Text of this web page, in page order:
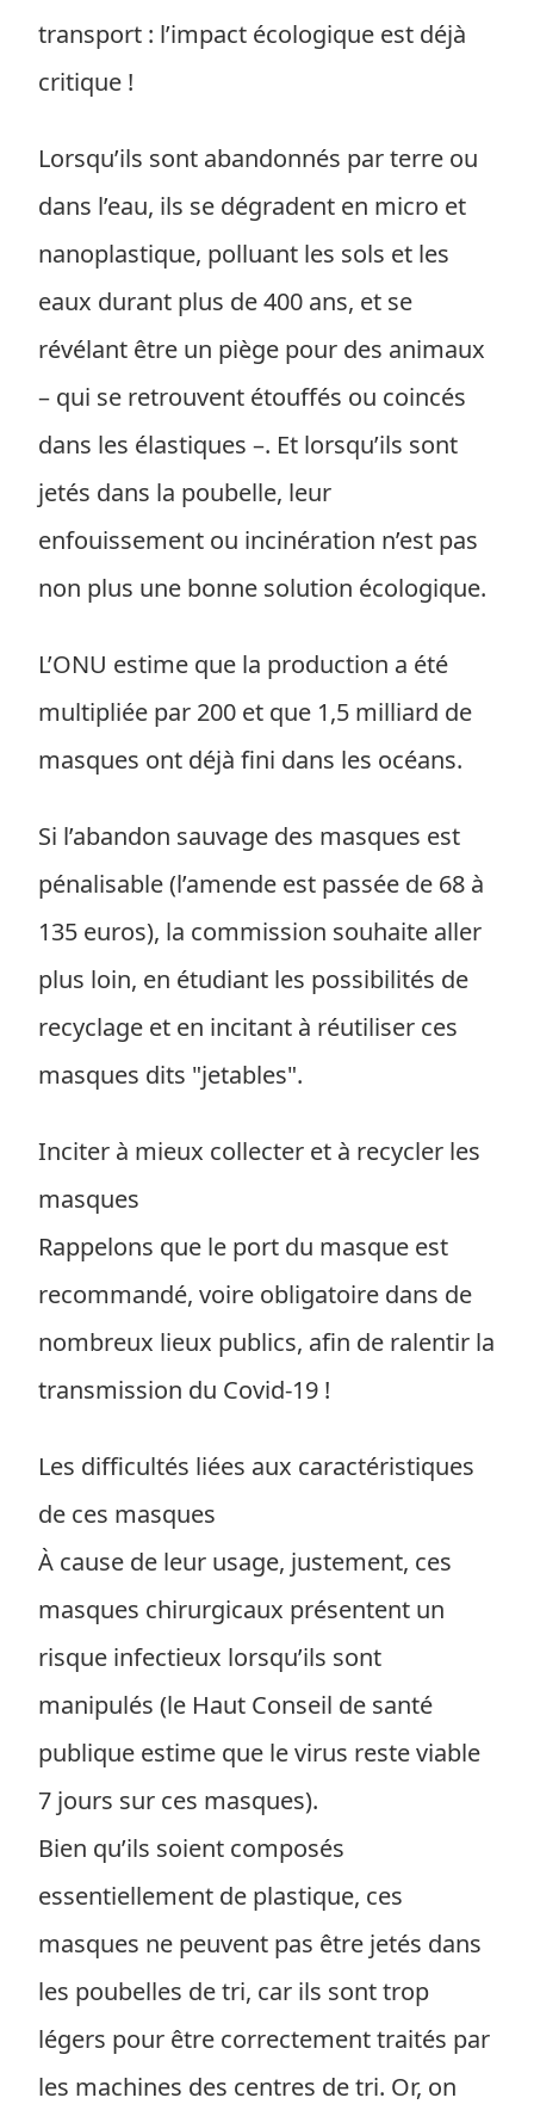
transport : l’impact écologique est déjà
critique !
Lorsqu’ils sont abandonnés par terre ou
dans l’eau, ils se dégradent en micro et
nanoplastique, polluant les sols et les
eaux durant plus de 400 ans, et se
révélant être un piège pour des animaux
– qui se retrouvent étouffés ou coincés
dans les élastiques –. Et lorsqu’ils sont
jetés dans la poubelle, leur
enfouissement ou incinération n’est pas
non plus une bonne solution écologique.
L’ONU estime que la production a été
multipliée par 200 et que 1,5 milliard de
masques ont déjà fini dans les océans.
Si l’abandon sauvage des masques est
pénalisable (l’amende est passée de 68 à
135 euros), la commission souhaite aller
plus loin, en étudiant les possibilités de
recyclage et en incitant à réutiliser ces
masques dits "jetables".
Inciter à mieux collecter et à recycler les
masques
Rappelons que le port du masque est
recommandé, voire obligatoire dans de
nombreux lieux publics, afin de ralentir la
transmission du Covid-19 !
Les difficultés liées aux caractéristiques
de ces masques
À cause de leur usage, justement, ces
masques chirurgicaux présentent un
risque infectieux lorsqu’ils sont
manipulés (le Haut Conseil de santé
publique estime que le virus reste viable
7 jours sur ces masques).
Bien qu’ils soient composés
essentiellement de plastique, ces
masques ne peuvent pas être jetés dans
les poubelles de tri, car ils sont trop
légers pour être correctement traités par
les machines des centres de tri. Or, on